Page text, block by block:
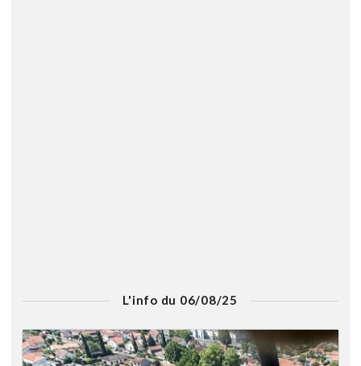
L'info du 06/08/25